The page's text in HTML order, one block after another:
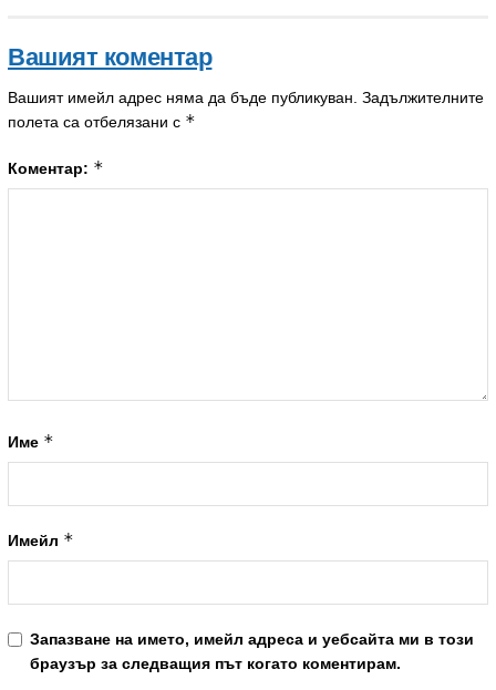
Вашият коментар
Вашият имейл адрес няма да бъде публикуван. Задължителните
полета са отбелязани с *
Коментар: *
Име *
Имейл *
Запазване на името, имейл адреса и уебсайта ми в този
браузър за следващия път когато коментирам.